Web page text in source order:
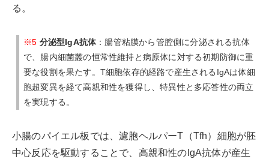
る。
※5 分泌型IgA抗体：腸管粘膜から管腔側に分泌される抗体
で、腸内細菌叢の恒常性維持と病原体に対する初期防御に重
要な役割を果たす。T細胞依存的経路で産生されるIgAは体細
胞超変異を経て高親和性を獲得し、特異性と多応答性の両立
を実現する。
小腸のパイエル板では、濾胞ヘルパーT（Tfh）細胞が胚
中心反応を駆動することで、高親和性のIgA抗体が産生